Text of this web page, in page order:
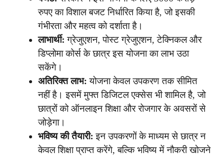
रुपए का विशाल बजट निर्धारित किया है, जो इसकी
गंभीरता और महत्व को दर्शाता है।
लाभार्थी: ग्रेजुएशन, पोस्ट ग्रेजुएशन, टेक्निकल और
डिप्लोमा कोर्स के छात्र इस योजना का लाभ उठा
सकेंगे।
अतिरिक्त लाभ: योजना केवल उपकरण तक सीमित
नहीं है। इसमें मुफ्त डिजिटल एक्सेस भी शामिल है, जो
छात्रों को ऑनलाइन शिक्षा और रोजगार के अवसरों से
जोड़ेगा।
भविष्य की तैयारी: इन उपकरणों के माध्यम से छात्र न
केवल शिक्षा प्राप्त करेंगे, बल्कि भविष्य में नौकरी खोजने